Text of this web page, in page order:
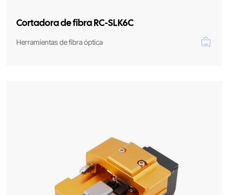
Cortadora de fibra RC-SLK6C
Herramientas de fibra óptica